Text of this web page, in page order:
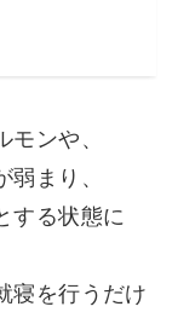
ンや、
まり、
する状態に
寝を行うだけ